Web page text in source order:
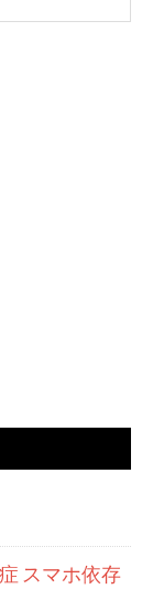
スマホ依存